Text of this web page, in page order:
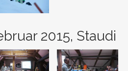
2015, Staudi